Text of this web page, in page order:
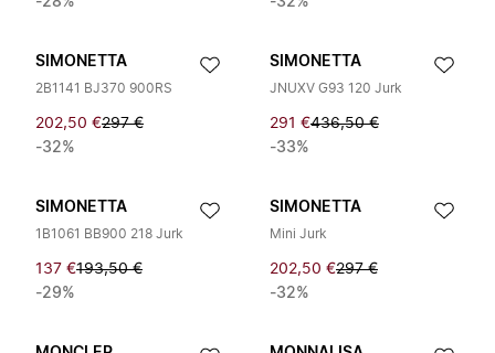
SIMONETTA
2B1141 BJ370 900RS
202,50 €297 €
-32%
SIMONETTA
JNUXV G93 120 Jurk
291 €436,50 €
-33%
SIMONETTA
1B1061 BB900 218 Jurk
137 €193,50 €
-29%
SIMONETTA
Mini Jurk
202,50 €297 €
-32%